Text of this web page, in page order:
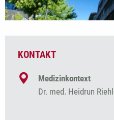
KONTAKT
Medizinkontext
Dr. med. Heidrun